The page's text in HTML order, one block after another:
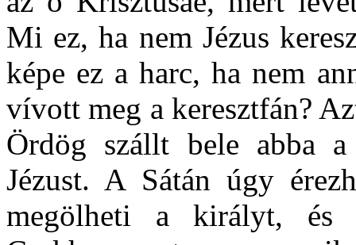
Mi ez, ha nem Jézus
képe ez a harc, ha nem
vívott meg a keresztfán?
Ördög szállt bele abba
Jézust. A Sátán úgy
megölheti a királyt, és